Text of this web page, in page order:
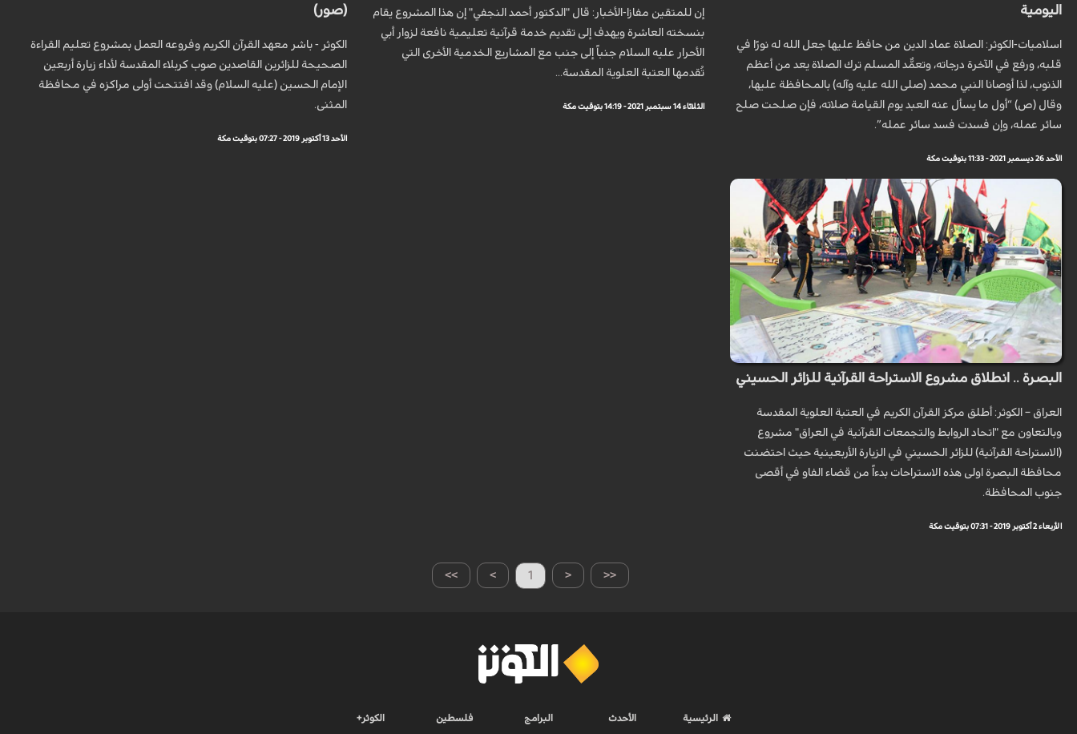
اليومية
اسلاميات-الكوثر: الصلاة عماد الدين من حافظ عليها جعل الله له نورًا في
قلبه، ورفع في الآخرة درجاته، وتعمُّد المسلم ترك الصلاة يعد من أعظم
الذنوب، لذا أوصانا النبي محمد (صلى الله عليه وآله) بالمحافظة عليها،
وقال (ص) “أول ما يسأل عنه العبد يوم القيامة صلاته، فإن صلحت صلح
سائر عمله، وإن فسدت فسد سائر عمله”.
الأحد 26 ديسمبر 2021 - 11:33 بتوقيت مكة
إن للمتقين مفازا-الأخبار: قال "الدكتور أحمد النجفي" إن هذا المشروع يقام
بنسخته العاشرة ويهدف إلى تقديم خدمة قرآنية تعليمية نافعة لزوار أبي
الأحرار عليه السلام جنباً إلى جنب مع المشاريع الخدمية الأخرى التي
تُقدمها العتبة العلوية المقدسة...
الثلاثاء 14 سبتمبر 2021 - 14:19 بتوقيت مكة
(صور)
الکوثر - باشر معهد القرآن الكريم وفروعه العمل بمشروع تعليم القراءة
الصحيحة للزائرين القاصدين صوب كربلاء المقدسة لأداء زيارة أربعين
الإمام الحسين (عليه السلام) وقد افتتحت أولى مراكزه في محافظة
المثنى.
الأحد 13 أكتوبر 2019 - 07:27 بتوقيت مكة
البصرة .. انطلاق مشروع الاستراحة القرآنية للزائر الحسيني
العراق – الکوثر: أطلق مركز القرآن الكريم في العتبة العلوية المقدسة
وبالتعاون مع "اتحاد الروابط والتجمعات القرآنية في العراق" مشروع
(الاستراحة القرآنية) للزائر الحسيني في الزيارة الأربعينية حيث احتضنت
محافظة البصرة اولى هذه الاستراحات بدءاً من قضاء الفاو في أقصى
جنوب المحافظة.
الأربعاء 2 أكتوبر 2019 - 07:31 بتوقيت مكة
>> > 1 < <<
الرئيسية الأحدث البرامج فلسطين الكوثر+